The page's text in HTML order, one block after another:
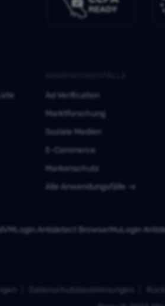
Ad Verification
Marktforschung
Soziale Medien
E-Commerce
Markenschutz
Alle Anwendungsfälle
VMLogin Antidetect BrowserMuLogin
Datenschutzbestimmungen